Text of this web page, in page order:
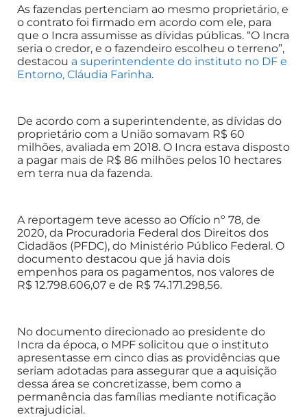
As fazendas pertenciam ao mesmo proprietário, e
o contrato foi firmado em acordo com ele, para
que o Incra assumisse as dívidas públicas. “O Incra
seria o credor, e o fazendeiro escolheu o terreno”,
destacou a superintendente do instituto no DF e
Entorno, Cláudia Farinha.
De acordo com a superintendente, as dívidas do
proprietário com a União somavam R$ 60
milhões, avaliada em 2018. O Incra estava disposto
a pagar mais de R$ 86 milhões pelos 10 hectares
em terra nua da fazenda.
A reportagem teve acesso ao Ofício nº 78, de
2020, da Procuradoria Federal dos Direitos dos
Cidadãos (PFDC), do Ministério Público Federal. O
documento destacou que já havia dois
empenhos para os pagamentos, nos valores de
R$ 12.798.606,07 e de R$ 74.171.298,56.
No documento direcionado ao presidente do
Incra da época, o MPF solicitou que o instituto
apresentasse em cinco dias as providências que
seriam adotadas para assegurar que a aquisição
dessa área se concretizasse, bem como a
permanência das famílias mediante notificação
extrajudicial.